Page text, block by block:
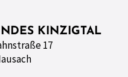
KINZIGTAL
17